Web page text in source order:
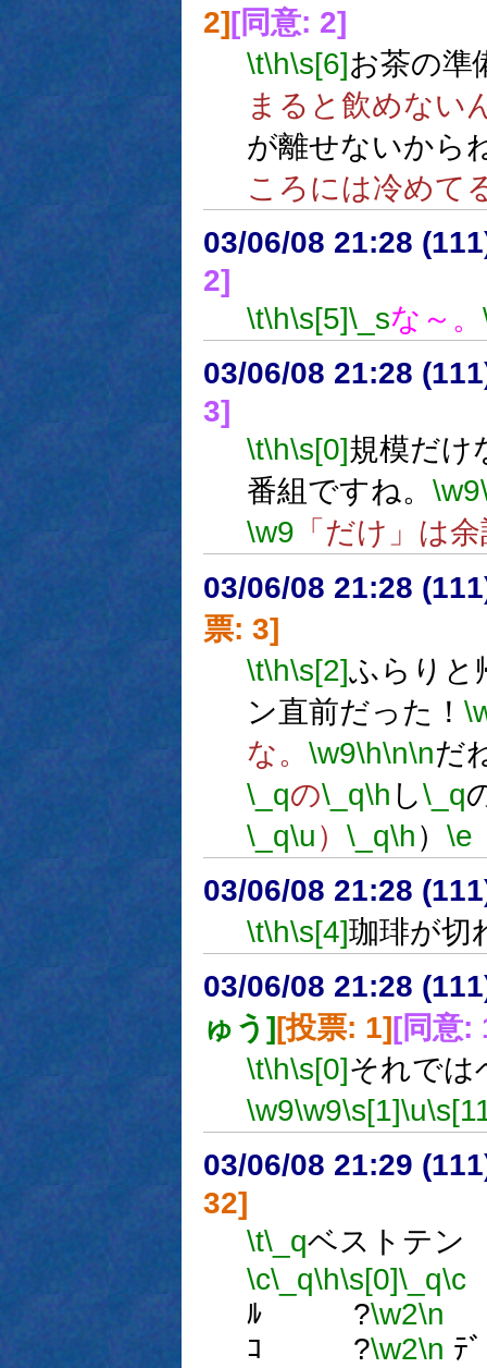
2][同意: 2]
\t\h\s[6]お茶の準
まると飲めない
が離せないから
ころには冷めて
03/06/08 21:28
2]
\t\h\s[5]\_sな～。
03/06/08 21:28
3]
\t\h\s[0]規模だけ
番組ですね。 \w9
\w9 「だけ」は
03/06/08 21:28
票: 3]
\t\h\s[2]ふらりと
ン直前だった！
な。 \w9\h\n\nだ
\_qの\_q\h し\_q
\_q\u） \_q\h） \e
03/06/08 21:28
\t\h\s[4]珈琲が切
03/06/08 21:28
ゅう][投票: 1][同意:
\t\h\s[0]それでは
\w9\w9\s[1]\u
03/06/08 21:29
32]
\t\_qベストテン
\c\_q\h\s[0]\_q\c
ﾙ ?\w2\n
ｺ ?\w2\n